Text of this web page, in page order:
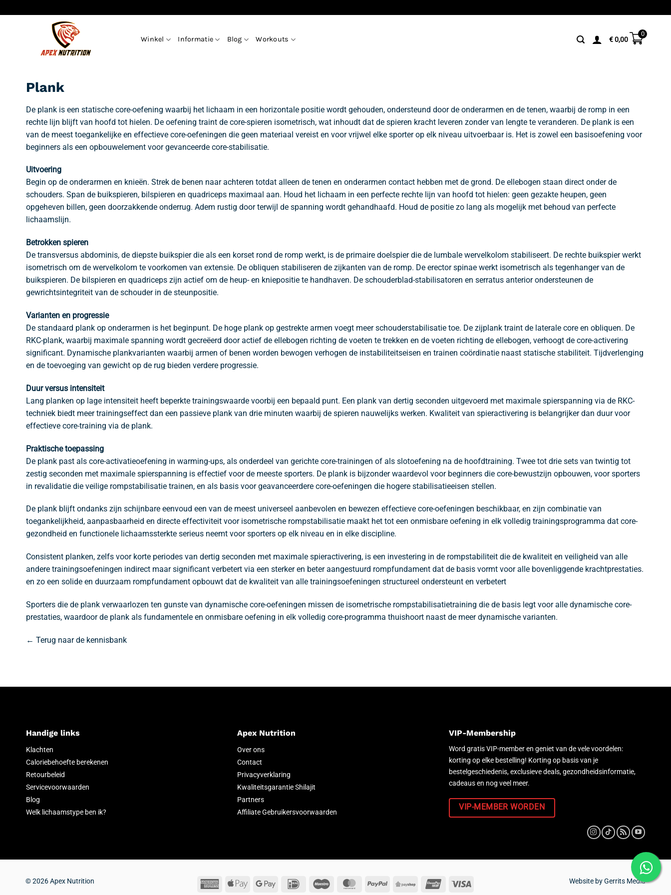
naar
Winkel Informatie Blog Workouts €0,00
0
Plank
De plank is een statische core-oefening waarbij het lichaam in een horizontale positie wordt gehouden, ondersteund door de onderarmen en de tenen, waarbij de romp in een
rechte lijn blijft van hoofd tot hielen. De oefening traint de core-spieren isometrisch, wat inhoudt dat de spieren kracht leveren zonder van lengte te veranderen. De plank is een
van de meest toegankelijke en effectieve core-oefeningen die geen materiaal vereist en voor vrijwel elke sporter op elk niveau uitvoerbaar is. Het is zowel een basisoefening voor
beginners als een opbouwelement voor gevanceerde core-stabilisatie.
Uitvoering
Begin op de onderarmen en knieën. Strek de benen naar achteren totdat alleen de tenen en onderarmen contact hebben met de grond. De ellebogen staan direct onder de
schouders. Span de buikspieren, bilspieren en quadriceps maximaal aan. Houd het lichaam in een perfecte rechte lijn van hoofd tot hielen: geen gezakte heupen, geen
opgeheven billen, geen doorzakkende onderrug. Adem rustig door terwijl de spanning wordt gehandhaafd. Houd de positie zo lang als mogelijk met behoud van perfecte
lichaamslijn.
Betrokken spieren
De transversus abdominis, de diepste buikspier die als een korset rond de romp werkt, is de primaire doelspier die de lumbale wervelkolom stabiliseert. De rechte buikspier werkt
isometrisch om de wervelkolom te voorkomen van extensie. De obliquen stabiliseren de zijkanten van de romp. De erector spinae werkt isometrisch als tegenhanger van de
buikspieren. De bilspieren en quadriceps zijn actief om de heup- en kniepositie te handhaven. De schouderblad-stabilisatoren en serratus anterior ondersteunen de
gewrichtsintegriteit van de schouder in de steunpositie.
Varianten en progressie
De standaard plank op onderarmen is het beginpunt. De hoge plank op gestrekte armen voegt meer schouderstabilisatie toe. De zijplank traint de laterale core en obliquen. De
RKC-plank, waarbij maximale spanning wordt gecreëerd door actief de ellebogen richting de voeten te trekken en de voeten richting de ellebogen, verhoogt de core-activering
significant. Dynamische plankvarianten waarbij armen of benen worden bewogen verhogen de instabiliteitseisen en trainen coördinatie naast statische stabiliteit. Tijdverlenging
en de toevoeging van gewicht op de rug bieden verdere progressie.
Duur versus intensiteit
Lang planken op lage intensiteit heeft beperkte trainingswaarde voorbij een bepaald punt. Een plank van dertig seconden uitgevoerd met maximale spierspanning via de RKC-
techniek biedt meer trainingseffect dan een passieve plank van drie minuten waarbij de spieren nauwelijks werken. Kwaliteit van spieractivering is belangrijker dan duur voor
effectieve core-training via de plank.
Praktische toepassing
De plank past als core-activatieoefening in warming-ups, als onderdeel van gerichte core-trainingen of als slotoefening na de hoofdtraining. Twee tot drie sets van twintig tot
zestig seconden met maximale spierspanning is effectief voor de meeste sporters. De plank is bijzonder waardevol voor beginners die core-bewustzijn opbouwen, voor sporters
in revalidatie die veilige rompstabilisatie trainen, en als basis voor geavanceerdere core-oefeningen die hogere stabilisatieeisen stellen.
De plank blijft ondanks zijn schijnbare eenvoud een van de meest universeel aanbevolen en bewezen effectieve core-oefeningen beschikbaar, en zijn combinatie van
toegankelijkheid, aanpasbaarheid en directe effectiviteit voor isometrische rompstabilisatie maakt het tot een onmisbare oefening in elk volledig trainingsprogramma dat core-
gezondheid en functionele lichaamssterkte serieus neemt voor sporters op elk niveau en in elke discipline.
Consistent planken, zelfs voor korte periodes van dertig seconden met maximale spieractivering, is een investering in de rompstabiliteit die de kwaliteit en veiligheid van alle
andere trainingsoefeningen indirect maar significant verbetert via een sterker en beter aangestuurd rompfundament dat de basis vormt voor alle bovenliggende krachtprestaties.
en zo een solide en duurzaam rompfundament opbouwt dat de kwaliteit van alle trainingsoefeningen structureel ondersteunt en verbetert
Sporters die de plank verwaarlozen ten gunste van dynamische core-oefeningen missen de isometrische rompstabilisatietraining die de basis legt voor alle dynamische core-
prestaties, waardoor de plank als fundamentele en onmisbare oefening in elk volledig core-programma thuishoort naast de meer dynamische varianten.
← Terug naar de kennisbank
Handige links
Klachten
Caloriebehoefte berekenen
Retourbeleid
Servicevoorwaarden
Blog
Welk lichaamstype ben ik?
Apex Nutrition
Over ons
Contact
Privacyverklaring
Kwaliteitsgarantie Shilajit
Partners
Affiliate Gebruikersvoorwaarden
VIP-Membership
Word gratis VIP-member en geniet van de vele voordelen:
korting op elke bestelling! Korting op basis van je
bestelgeschiedenis, exclusieve deals, gezondheidsinformatie,
cadeaus en nog veel meer.
VIP-MEMBER WORDEN
© 2026 Apex Nutrition Website byGerrits Media